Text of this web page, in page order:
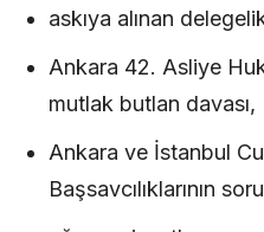
askıya alınan
Ankara 42. Asliye
mutlak butlan davası,
Ankara ve İstanbul
Başsavcılıklarının